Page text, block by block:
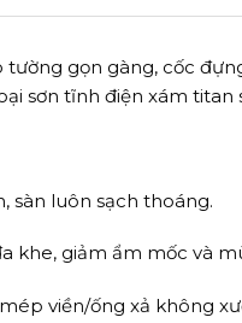
tường gọn gàng, cốc
sơn tĩnh điện xám
sàn luôn sạch thoáng.
khe, giảm ẩm mốc và
viền/ống xả không